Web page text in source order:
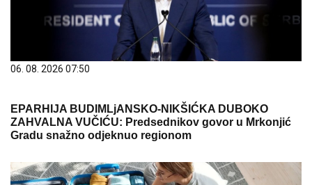
06. 08. 2026 07:50
EPARHIJA BUDIMLjANSKO-NIKŠIĆKA DUBOKO
ZAHVALNA VUČIĆU: Predsednikov govor u Mrkonjić
Gradu snažno odjeknuo regionom